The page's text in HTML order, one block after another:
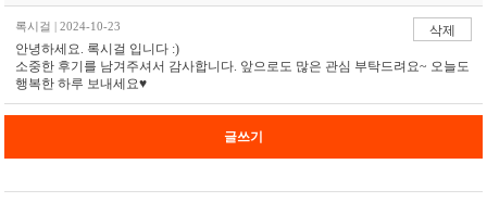
록시걸 | 2024-10-23
삭제
안녕하세요. 록시걸 입니다 :)
소중한 후기를 남겨주셔서 감사합니다. 앞으로도 많은 관심 부탁드려요~ 오늘도
행복한 하루 보내세요♥
글쓰기